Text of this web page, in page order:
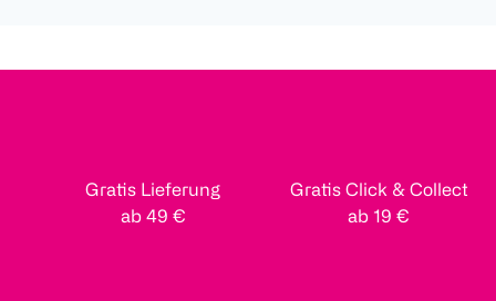
Gratis Lieferung
ab 49 €
Gratis Click & Collect
ab 19 €